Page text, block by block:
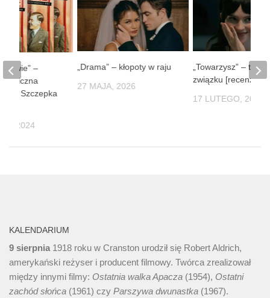
„Drama” – kłopoty w raju
27 MAJA, 2026
„Towarzysz” –
związku [recenzja]
17 LUTEGO, 2025
–
i Szczepka
2024
KALENDARIUM
9 sierpnia 1918 roku w Cranston urodził się Robert Aldrich,
amerykański reżyser i producent filmowy. Twórca zrealizował
między innymi filmy: Ostatnia walka Apacza (1954), Ostatni
zachód słońca (1961) czy Parszywa dwunastka (1967).